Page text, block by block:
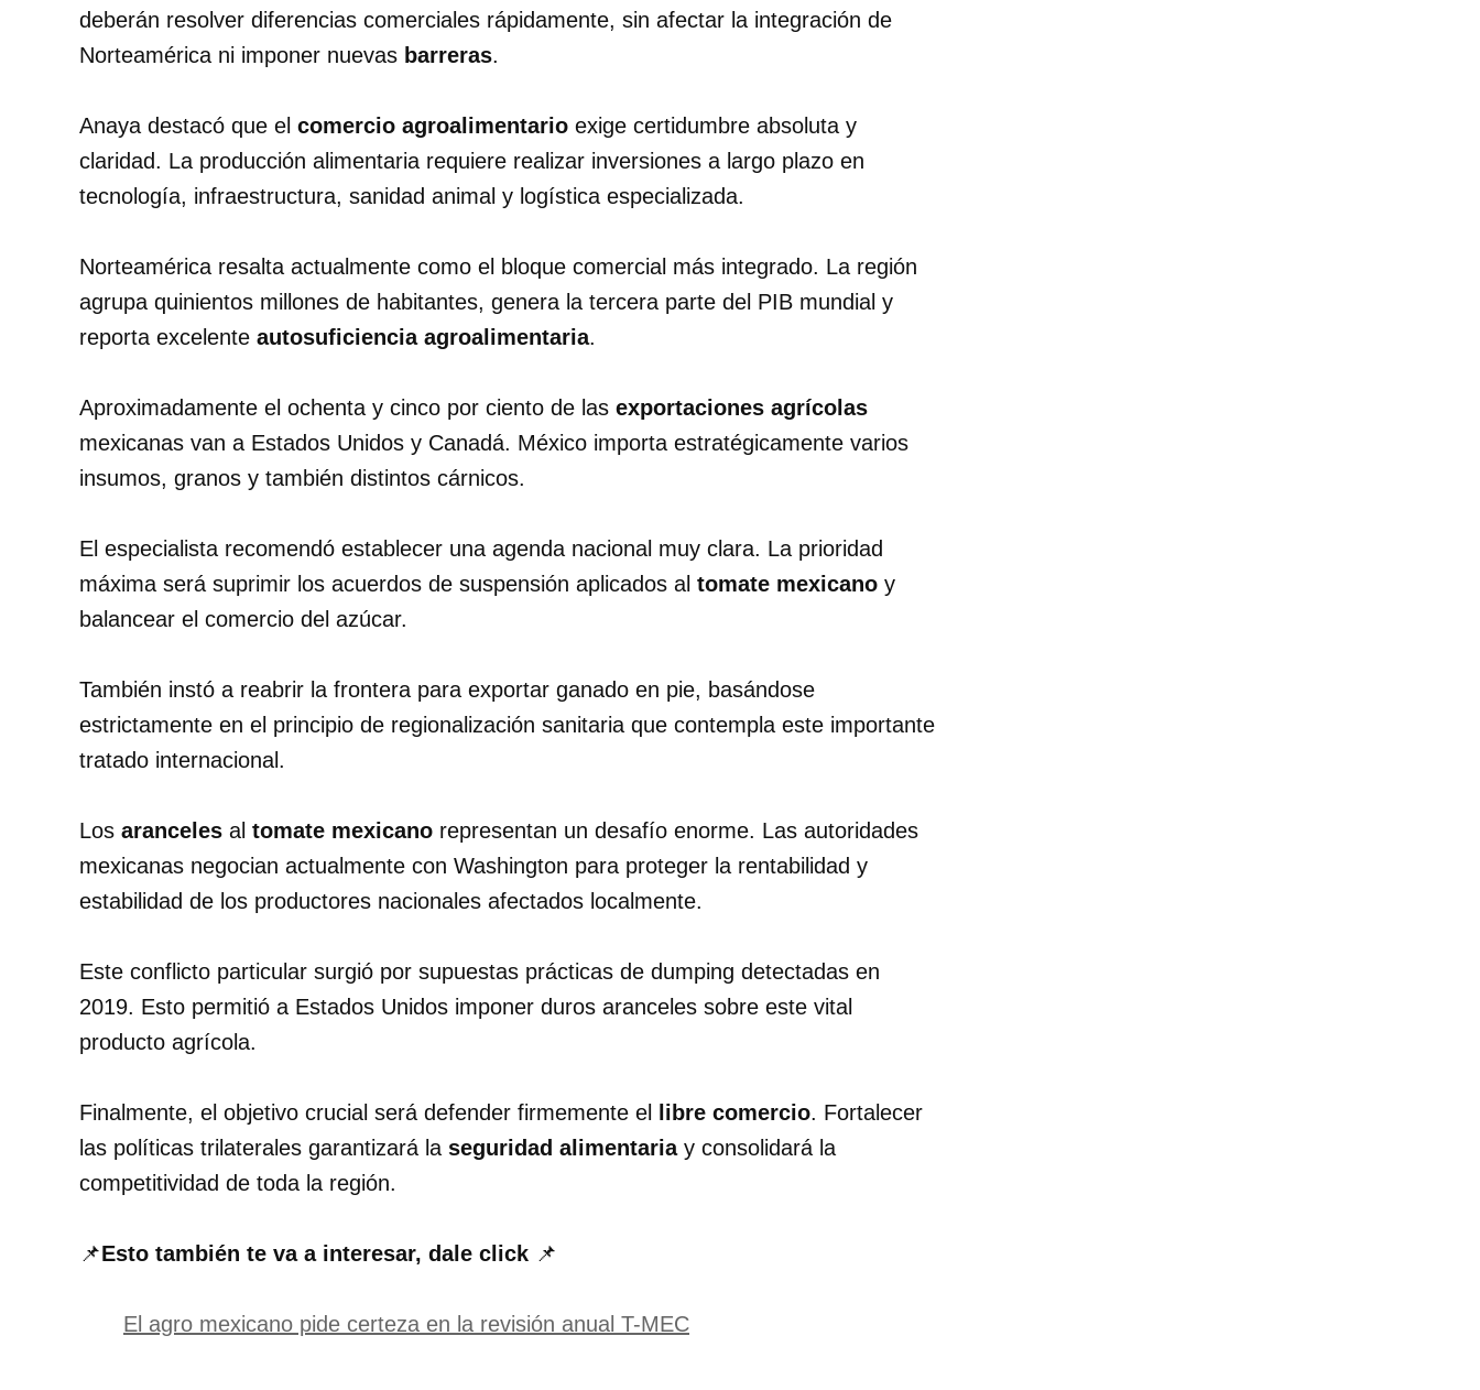
deberán resolver diferencias comerciales rápidamente, sin afectar la integración de
Norteamérica ni imponer nuevas barreras.
Anaya destacó que el comercio agroalimentario exige certidumbre absoluta y
claridad. La producción alimentaria requiere realizar inversiones a largo plazo en
tecnología, infraestructura, sanidad animal y logística especializada.
Norteamérica resalta actualmente como el bloque comercial más integrado. La región
agrupa quinientos millones de habitantes, genera la tercera parte del PIB mundial y
reporta excelente autosuficiencia agroalimentaria.
Aproximadamente el ochenta y cinco por ciento de las exportaciones agrícolas
mexicanas van a Estados Unidos y Canadá. México importa estratégicamente varios
insumos, granos y también distintos cárnicos.
El especialista recomendó establecer una agenda nacional muy clara. La prioridad
máxima será suprimir los acuerdos de suspensión aplicados al tomate mexicano y
balancear el comercio del azúcar.
También instó a reabrir la frontera para exportar ganado en pie, basándose
estrictamente en el principio de regionalización sanitaria que contempla este importante
tratado internacional.
Los aranceles al tomate mexicano representan un desafío enorme. Las autoridades
mexicanas negocian actualmente con Washington para proteger la rentabilidad y
estabilidad de los productores nacionales afectados localmente.
Este conflicto particular surgió por supuestas prácticas de dumping detectadas en
2019. Esto permitió a Estados Unidos imponer duros aranceles sobre este vital
producto agrícola.
Finalmente, el objetivo crucial será defender firmemente el libre comercio. Fortalecer
las políticas trilaterales garantizará la seguridad alimentariay consolidará la
competitividad de toda la región.
📌Esto también te va a interesar, dale click 📌
El agro mexicano pide certeza en la revisión anual T-MEC